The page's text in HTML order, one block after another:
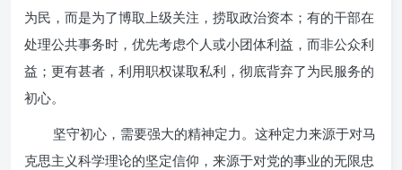
为民，而是为了博取上级关注，捞取政治资本；有的干部在
处理公共事务时，优先考虑个人或小团体利益，而非公众利
益；更有甚者，利用职权谋取私利，彻底背弃了为民服务的
初心。
坚守初心，需要强大的精神定力。这种定力来源于对马
克思主义科学理论的坚定信仰，来源于对党的事业的无限忠